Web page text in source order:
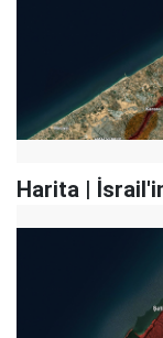
Harita |